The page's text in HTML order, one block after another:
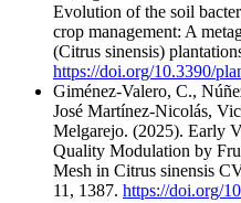
Evolution of the soil
crop management: A
(Citrus sinensis)
https://doi.org/10.3390/
Giménez-Valero, C.,
José Martínez-Nicolás,
Melgarejo. (2025). Early
Quality Modulation by
Mesh in Citrus sinensis
11, 1387. https://doi.org/